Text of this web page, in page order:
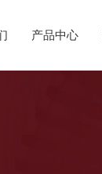
产品中心